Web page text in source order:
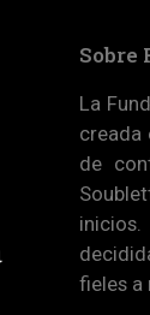
Sobre
La
creada
de
fieles a